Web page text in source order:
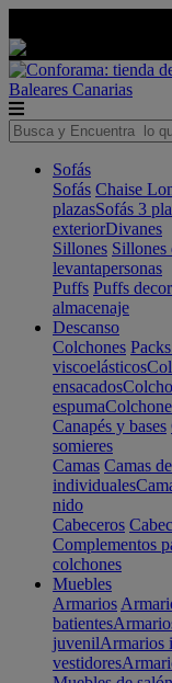
Baleares Canarias
Sofás
Sofás Chaise
plazasSofás 3
exteriorDivanes
Sillones Sillones
levantapersonas
Puffs Puffs
almacenaje
Descanso
Colchones
viscoelásticos
ensacados
espuma
Canapés y bases
somieres
Camas Camas
individuales
nido
Cabeceros
Complementos
colchones
Muebles
Armarios
batientes
juvenilArmarios
vestidores